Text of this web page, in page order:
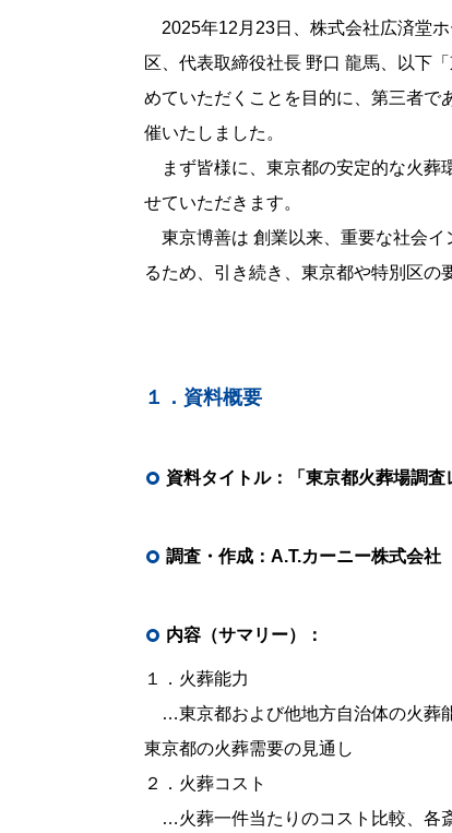
2025年12月23日、株式会社広済堂
区、代表取締役社長 野口 龍馬、以下
めていただくことを目的に、第三者で
催いたしました。
まず皆様に、東京都の安定的な火葬
せていただきます。
東京博善は 創業以来、重要な社会イ
るため、引き続き、東京都や特別区の
１．資料概要
資料タイトル：「東京都火葬場調査
調査・作成：A.T.カーニー株式会社
内容（サマリー）：
１．火葬能力
…東京都および他地方自治体の火葬
東京都の火葬需要の見通し
２．火葬コスト
…火葬一件当たりのコスト比較、各